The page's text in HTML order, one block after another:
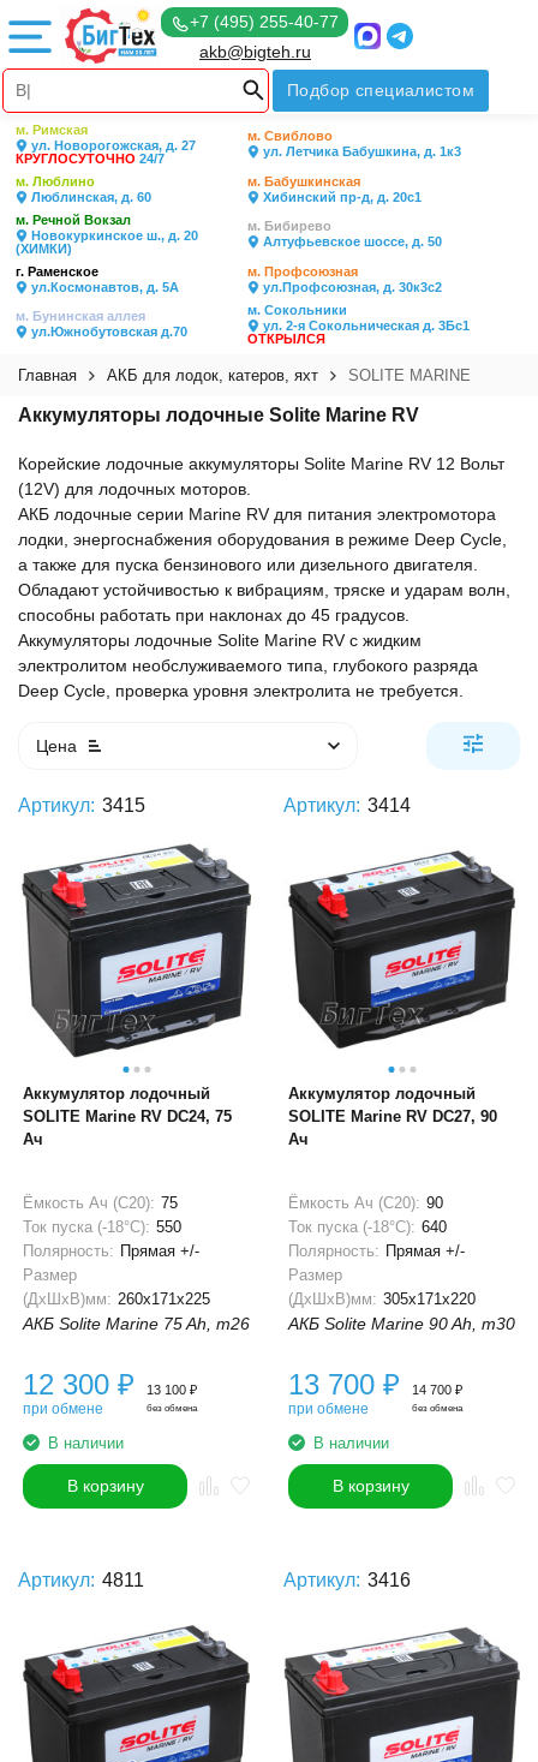
+7 (495) 255-40-77
akb@bigteh.ru
Подбор специалистом
м. Римская
ул. Новорогожская, д. 27
КРУГЛОСУТОЧНО 24/7
м. Свиблово
ул. Летчика Бабушкина, д. 1к3
м. Люблино
Люблинская, д. 60
м. Бабушкинская
Хибинский пр-д, д. 20с1
м. Речной Вокзал
Новокуркинское ш., д. 20
(ХИМКИ)
м. Бибирево
Алтуфьевское шоссе, д. 50
г. Раменское
ул.Космонавтов, д. 5А
м. Профсоюзная
ул.Профсоюзная, д. 30к3с2
м. Бунинская аллея
ул.Южнобутовская д.70
м. Сокольники
ул. 2-я Сокольническая д. 3Бс1
ОТКРЫЛСЯ
Главная АКБ для лодок, катеров, яхт SOLITE MARINE
Аккумуляторы лодочные Solite Marine RV
Корейские лодочные аккумуляторы Solite Marine RV 12 Вольт
(12V) для лодочных моторов.
АКБ лодочные серии Marine RV для питания электромотора
лодки, энергоснабжения оборудования в режиме Deep Cycle,
а также для пуска бензинового или дизельного двигателя.
Обладают устойчивостью к вибрациям, тряске и ударам волн,
способны работать при наклонах до 45 градусов.
Аккумуляторы лодочные Solite Marine RV с жидким
электролитом необслуживаемого типа, глубокого разряда
Deep Cycle, проверка уровня электролита не требуется.
Цена
Артикул: 3415
Аккумулятор лодочный
SOLITE Marine RV DC24, 75
Ач
Ёмкость Ач (С20): 75
Ток пуска (-18°С): 550
Полярность: Прямая +/-
Размер
(ДхШхВ)мм: 260x171x225
АКБ Solite Marine 75 Ah, m26
12 300 ₽
при обмене
13 100 ₽
без обмена
В наличии
В корзину
Артикул: 3414
Аккумулятор лодочный
SOLITE Marine RV DC27, 90
Ач
Ёмкость Ач (С20): 90
Ток пуска (-18°С): 640
Полярность: Прямая +/-
Размер
(ДхШхВ)мм: 305x171x220
АКБ Solite Marine 90 Ah, m30
13 700 ₽
при обмене
14 700 ₽
без обмена
В наличии
В корзину
Артикул: 4811 Артикул: 3416